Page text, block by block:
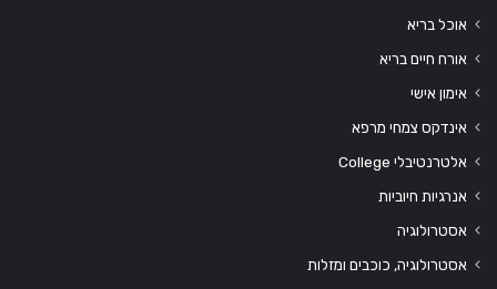
אוכל בריא
אורח חיים בריא
אימון אישי
אינדקס צמחי מרפא
אלטרנטיבלי College
אנרגיות חיוביות
אסטרולוגיה
אסטרולוגיה, כוכבים ומזלות